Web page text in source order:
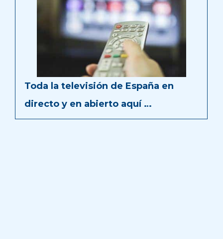
Toda la televisión de España en
directo y en abierto aquí …